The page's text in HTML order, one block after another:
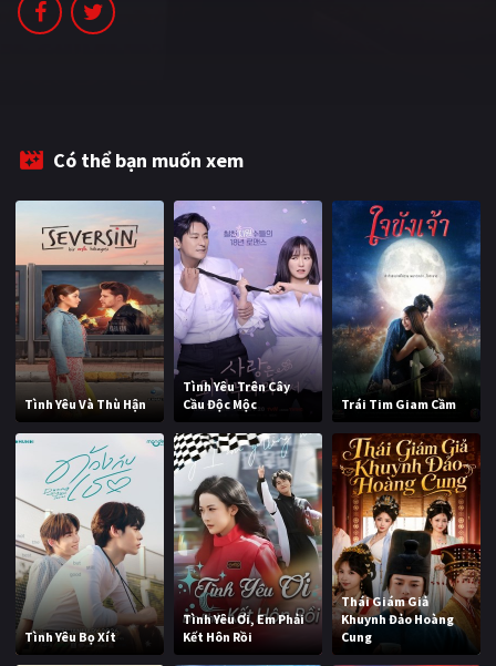
TUYỂN TẬP PHIM
Có thể bạn muốn xem
Tình Yêu Và Thù Hận
Tình Yêu Trên Cây
Cầu Độc Mộc
Trái Tim Giam Cầm
Tình Yêu Bọ Xít
Tình Yêu Ơi, Em Phải
Kết Hôn Rồi
Thái Giám Giả
Khuynh Đảo Hoàng
Cung